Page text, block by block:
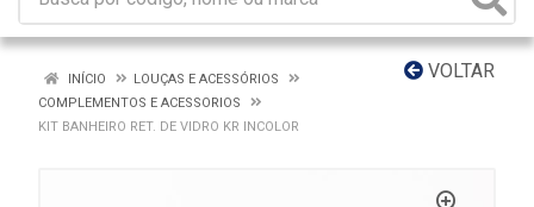
VOLTAR
INÍCIO
LOUÇAS E ACESSÓRIOS
COMPLEMENTOS E ACESSORIOS
KIT BANHEIRO RET. DE VIDRO KR INCOLOR